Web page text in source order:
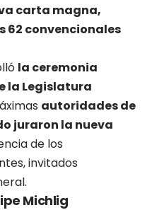
carta magna,
62 convencionales
la ceremonia
la Legislatura
autoridades de
juraron la nueva
de los
invitados
Michlig